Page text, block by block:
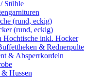
Stühle
(rund, eckig)
(rund, eckig)
Hochtische inkl. Hocker
& Rednerpulte
& Absperrkordeln
Hussen